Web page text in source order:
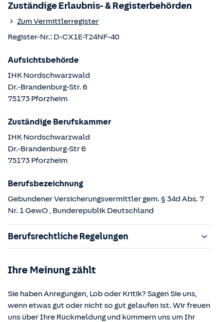
Zuständige Erlaubnis- & Registerbehörden
Zum Vermittlerregister
Register-Nr.: D-CX1E-T24NF-40
Aufsichtsbehörde
IHK Nordschwarzwald
Dr.-Brandenburg-Str. 6
75173 Pforzheim
Zuständige Berufskammer
IHK Nordschwarzwald
Dr.-Brandenburg-Str6
75173 Pforzheim
Berufsbezeichnung
Gebundener Versicherungsvermittler gem. § 34d Abs. 7
Nr. 1 GewO , Bunderepublik Deutschland
Berufsrechtliche Regelungen
§§ 59 – 68 Gesetz über den Versicherungsvertrag
§ 48b Versicherungsaufsichtsgesetz (VAG)
Verordnung über die Versicherungsvermittlung und -
Ihre Meinung zählt
Sie haben Anregungen, Lob oder Kritik? Sagen Sie uns,
wenn etwas gut oder nicht so gut gelaufen ist. Wir freuen
uns über Ihre Rückmeldung und kümmern uns um Ihr